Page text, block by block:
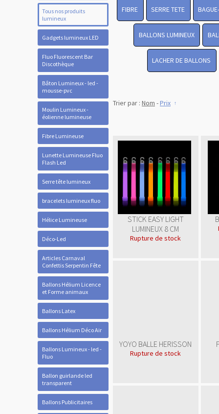
Tous nos produits
lumineux
Gadgets lumineux LED
Fluo Fluorescent Bar
Discothèque
Bâton Lumineux - led -
mousse-pvc
Moulin Lumineux -
éolienne lumineuse
Fibre Lumineuse
Lunette Lumineuse Fluo
Flash Led
Serre tête lumineux
bracelets lumineux fluo
Hélice Lumineuse
Déco-Led
Articles Carnaval
Confettis Serpentin Fête
Ballons Hélium Licence
et Forme animaux
Ballons Latex
Ballons Hélium Déco Air
Ballons Lumineux - led -
Fluo
Ballon guirlande led
transparent
Ballons Publicitaires
FIBRE SERRE TETE
BALLONS LUMINEUX
LACHER DE BALLONS
Trier par : Nom -Prix
STICK EASY LIGHT
LUMINEUX 8 CM
Rupture de stock
YOYO BALLE HERISSON
Rupture de stock